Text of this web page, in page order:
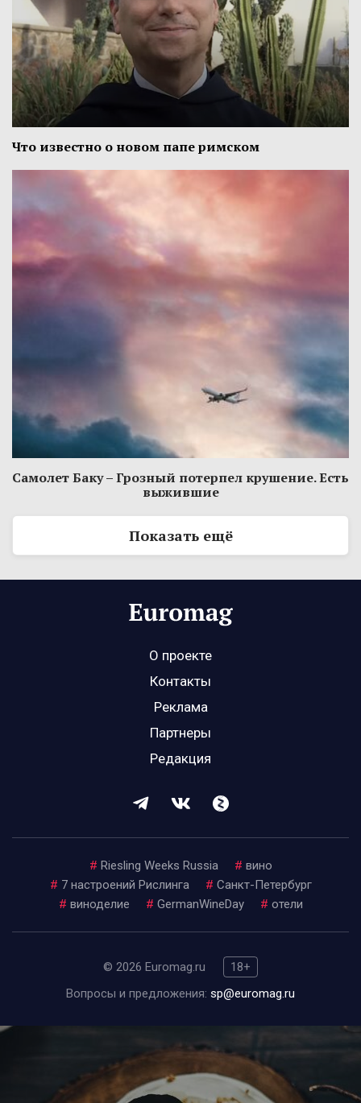
Что известно о новом папе римском
Самолет Баку – Грозный потерпел крушение. Есть
выжившие
Показать ещё
О проекте
Контакты
Реклама
Партнеры
Редакция
# Riesling Weeks Russia # вино
# 7 настроений Рислинга # Санкт-Петербург
# виноделие # GermanWineDay # отели
© 2026 Euromag.ru
18+
Вопросы и предложения: sp@euromag.ru